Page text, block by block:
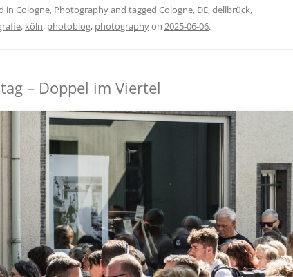
in Cologne, Photographyand tagged Cologne, DE,dellbrück,
, köln, photoblog, photographyon 2025-06-06.
– Doppel im Viertel